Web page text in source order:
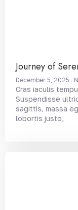
Journey of
December 5, 2025
Cras iaculis
Suspendisse
sagittis, massa
lobortis justo,